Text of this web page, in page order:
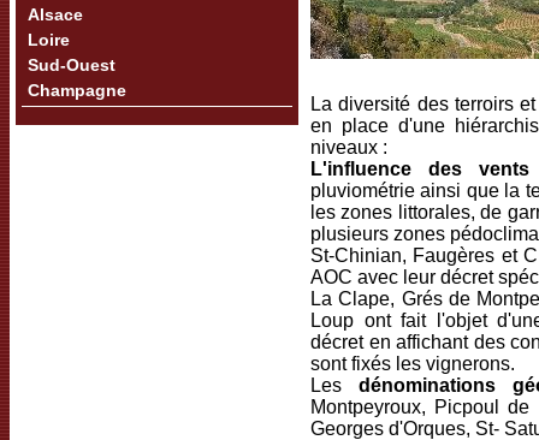
Alsace
Loire
Sud-Ouest
Champagne
La diversité des terroirs
en place d'une
niveaux :
L'influence des vents
pluviométrie ainsi que la
les zones littorales, de
plusieurs zones
St-Chinian, Faugères et
AOC avec leur décret
La Clape, Grés de
Loup ont fait l'objet
décret en affichant des
sont fixés les vignerons.
Les dénominations
Montpeyroux, Picpoul
Georges d'Orques, St-